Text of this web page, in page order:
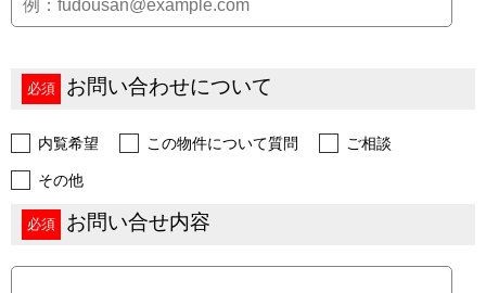
必須 お問い合わせについて
内覧希望 この物件について質問 ご相談
その他
必須 お問い合せ内容